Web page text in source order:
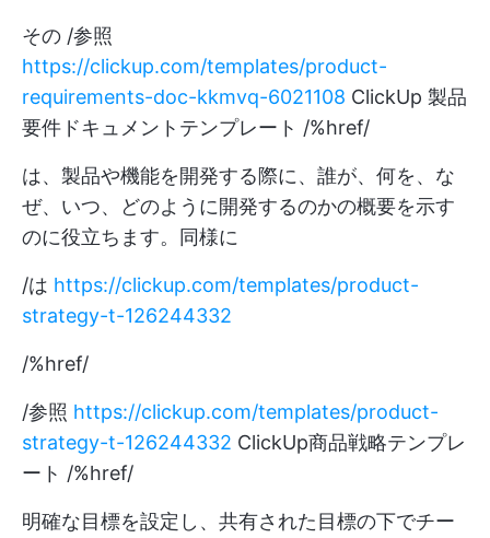
その /参照
https://clickup.com/templates/product-
requirements-doc-kkmvq-6021108 ClickUp 製品
要件ドキュメントテンプレート /%href/
は、製品や機能を開発する際に、誰が、何を、な
ぜ、いつ、どのように開発するのかの概要を示す
のに役立ちます。同様に
/は https://clickup.com/templates/product-
strategy-t-126244332
/%href/
/参照 https://clickup.com/templates/product-
strategy-t-126244332 ClickUp商品戦略テンプレ
ート /%href/
明確な目標を設定し、共有された目標の下でチー